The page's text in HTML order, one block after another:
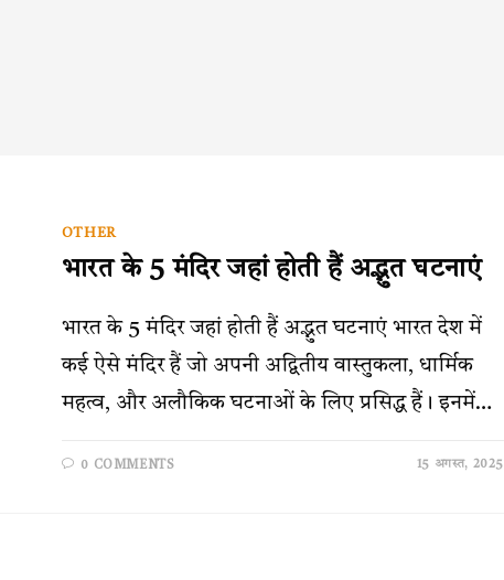
OTHER
भारत के 5 मंदिर जहां होती हैं अद्भुत घटनाएं
भारत के 5 मंदिर जहां होती हैं अद्भुत घटनाएं भारत देश में
कई ऐसे मंदिर हैं जो अपनी अद्वितीय वास्तुकला, धार्मिक
महत्व, और अलौकिक घटनाओं के लिए प्रसिद्ध हैं। इनमें…
0 COMMENTS 15 अगस्त, 2025